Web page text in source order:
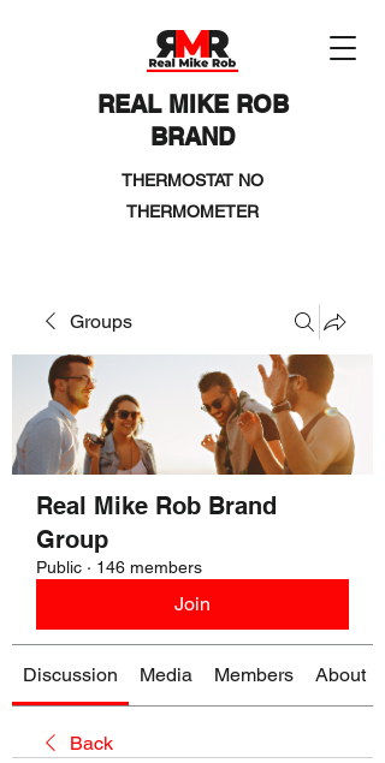
REAL MIKE ROB
BRAND
THERMOSTAT NO
THERMOMETER
Groups
Real Mike Rob Brand
Group
Public · 146 members
Join
Discussion Media Members About
Back